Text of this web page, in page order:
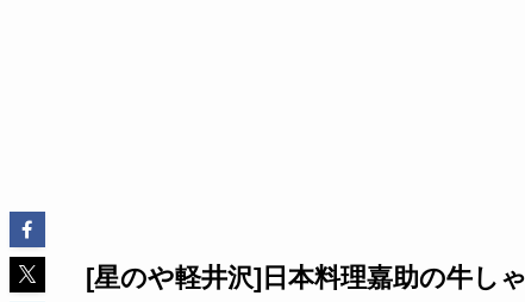
[星のや軽井沢]日本料理嘉助の牛し